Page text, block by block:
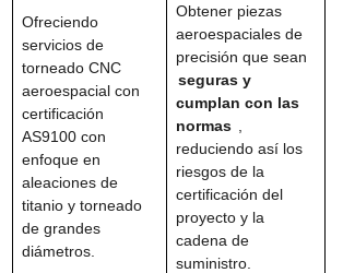
Ofreciendo
servicios de
torneado CNC
aeroespacial con
certificación
AS9100 con
enfoque en
aleaciones de
titanio y torneado
de grandes
diámetros.
Obtener piezas
aeroespaciales de
precisión que sean
seguras y
cumplan con las
normas
reduciendo así los
riesgos de la
certificación del
proyecto y la
cadena de
suministro.